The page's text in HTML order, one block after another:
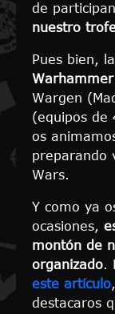
de
nuestro
Pues bien,
Wargen
(equipos de
os
preparando
Wars.
Y como ya
ocasiones,
montón de
organizado.
este artículo
destacaros